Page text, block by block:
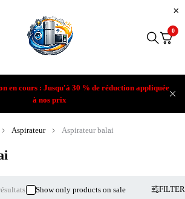
en cours : Jusqu'à 30 % de réduction appliquée
à nos prix
0
Aspirateur Aspirateur balai
FILTER
Show only products on sale